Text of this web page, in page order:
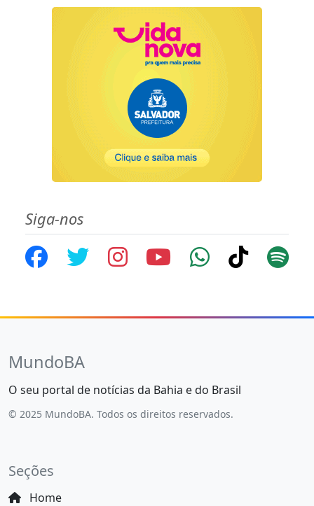
Siga-nos
MundoBA
O seu portal de notícias da Bahia e do Brasil
© 2025 MundoBA. Todos os direitos reservados.
Seções
Home